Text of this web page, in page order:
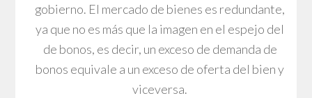
gobierno. El mercado de bienes es redundante,
ya que no es más que la imagen en el espejo del
de bonos, es decir, un exceso de demanda de
bonos equivale a un exceso de oferta del bien y
viceversa.